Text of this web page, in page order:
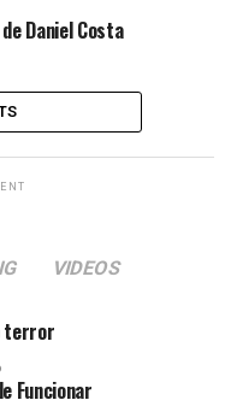
Daniel Costa
VIDEOS
terror
Funcionar